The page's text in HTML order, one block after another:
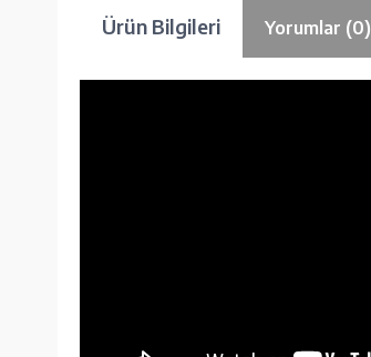
Ürün Bilgileri Yorumlar (0)